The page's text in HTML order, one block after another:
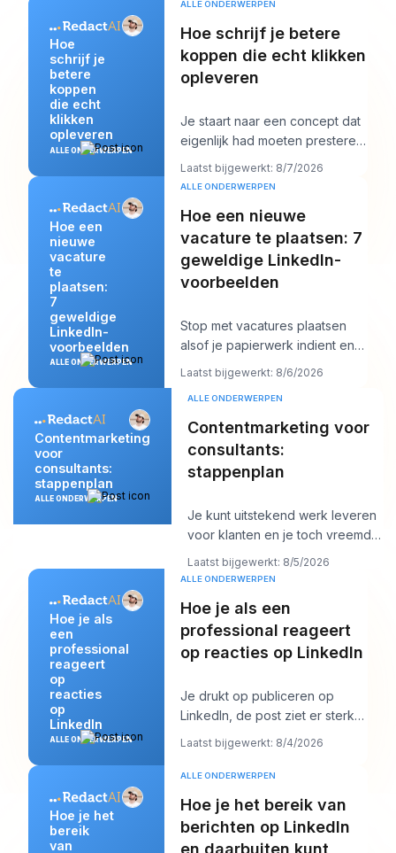
Hoe
schrijf je
betere
koppen
die echt
klikken
opleveren
ALLE ONDERWERPEN
ALLE ONDERWERPEN
Hoe schrijf je betere
koppen die echt klikken
opleveren
Je staart naar een concept dat
eigenlijk had moeten presteren,
en de kop is waarschijnlijk het
Laatst bijgewerkt: 8/7/2026
Hoe een
nieuwe
vacature
te
plaatsen:
7
geweldige
LinkedIn-
voorbeelden
ALLE ONDERWERPEN
ALLE ONDERWERPEN
Hoe een nieuwe
vacature te plaatsen: 7
geweldige LinkedIn-
voorbeelden
Stop met vacatures plaatsen
alsof je papierwerk indient en
begin ze te schrijven alsof je
een specif
Laatst bijgewerkt: 8/6/2026
Contentmarketing
voor
consultants:
stappenplan
ALLE ONDERWERPEN
ALLE ONDERWERPEN
Contentmarketing voor
consultants:
stappenplan
Je kunt uitstekend werk leveren
voor klanten en je toch vreemd
genoeg onzichtbaar voelen
online. Het
Laatst bijgewerkt: 8/5/2026
Hoe je als
een
professional
reageert
op
reacties
op
LinkedIn
ALLE ONDERWERPEN
ALLE ONDERWERPEN
Hoe je als een
professional reageert
op reacties op LinkedIn
Je drukt op publiceren op
LinkedIn, de post ziet er sterk
uit, en dan begint het werk pas
echt. Er v
Laatst bijgewerkt: 8/4/2026
Hoe je het
bereik
van
ALLE ONDERWERPEN
Hoe je het bereik van
berichten op LinkedIn
en daarbuiten kunt